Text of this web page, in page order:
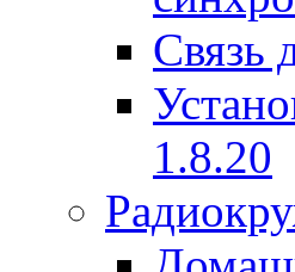
Связь
1.8.20